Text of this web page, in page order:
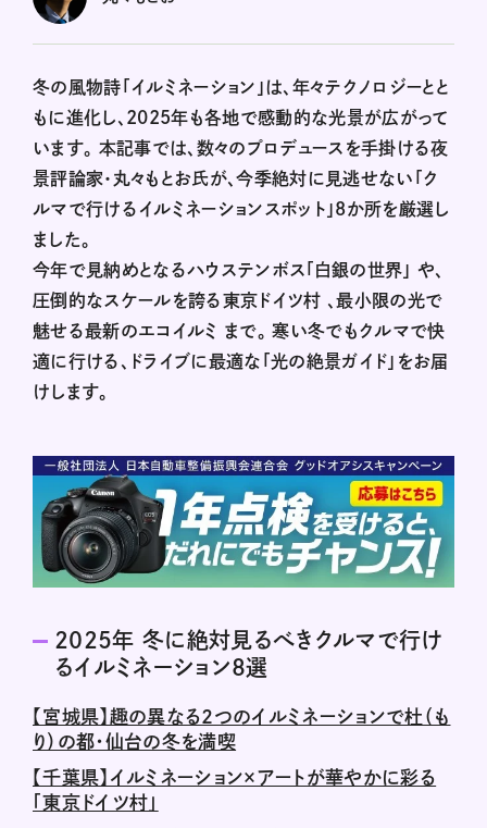
冬の風物詩「イルミネーション」は、年々テクノロジーとと
もに進化し、2025年も各地で感動的な光景が広がって
います。 本記事では、数々のプロデュースを手掛ける夜
景評論家・丸々もとお氏が、今季絶対に見逃せない「ク
ルマで行けるイルミネーションスポット」8か所を厳選し
ました。
今年で見納めとなるハウステンボス「白銀の世界」 や、
圧倒的なスケールを誇る東京ドイツ村 、最小限の光で
魅せる最新のエコイルミ まで。 寒い冬でもクルマで快
適に行ける、ドライブに最適な「光の絶景ガイド」をお届
けします。
2025年 冬に絶対見るべきクルマで行け
るイルミネーション8選
【宮城県】趣の異なる2つのイルミネーションで杜（も
り）の都・仙台の冬を満喫
【千葉県】イルミネーション×アートが華やかに彩る
「東京ドイツ村」